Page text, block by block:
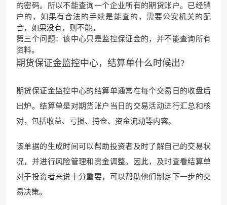
的密码。所以不能查询一个企业所有的期货账户。已经销
户的，如果有合法的手续是能查的，需要公安机关的配
合，如果没有，则不能。
第三个问题：该中心只是监控保证金的，并不能查询所有
资料。
期货保证金监控中心，结算单什么时候出?
期货保证金监控中心的结算单通常在每个交易日的收盘后
出炉。结算单是对期货账户当日的交易活动进行汇总和核
对，包括收益、亏损、持仓、资金流动等内容。
该单据的生成时间可以帮助投资者及时了解自己的交易状
况，并进行风险管理和资金调整。因此，及时查看结算单
对于投资者来说十分重要，可以帮助他们制定下一步的交
易决策。